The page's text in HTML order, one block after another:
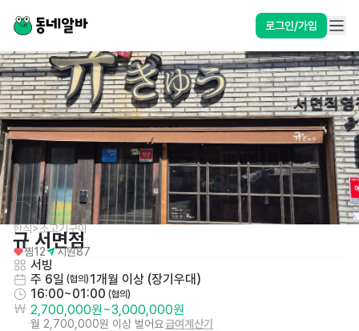
로그인/가입
한식>소고기구이
규 서면점
찜12 지원87
서빙
주 6일 (협의) 1개월 이상 (장기우대)
16:00~01:00 (협의)
2,700,000원~3,000,000원
월 2,700,000원 이상 벌어요급여계산기